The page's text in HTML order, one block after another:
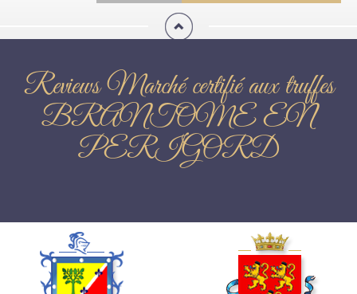
Reviews Marché certifié aux truffes
BRANTOME EN
PERIGORD